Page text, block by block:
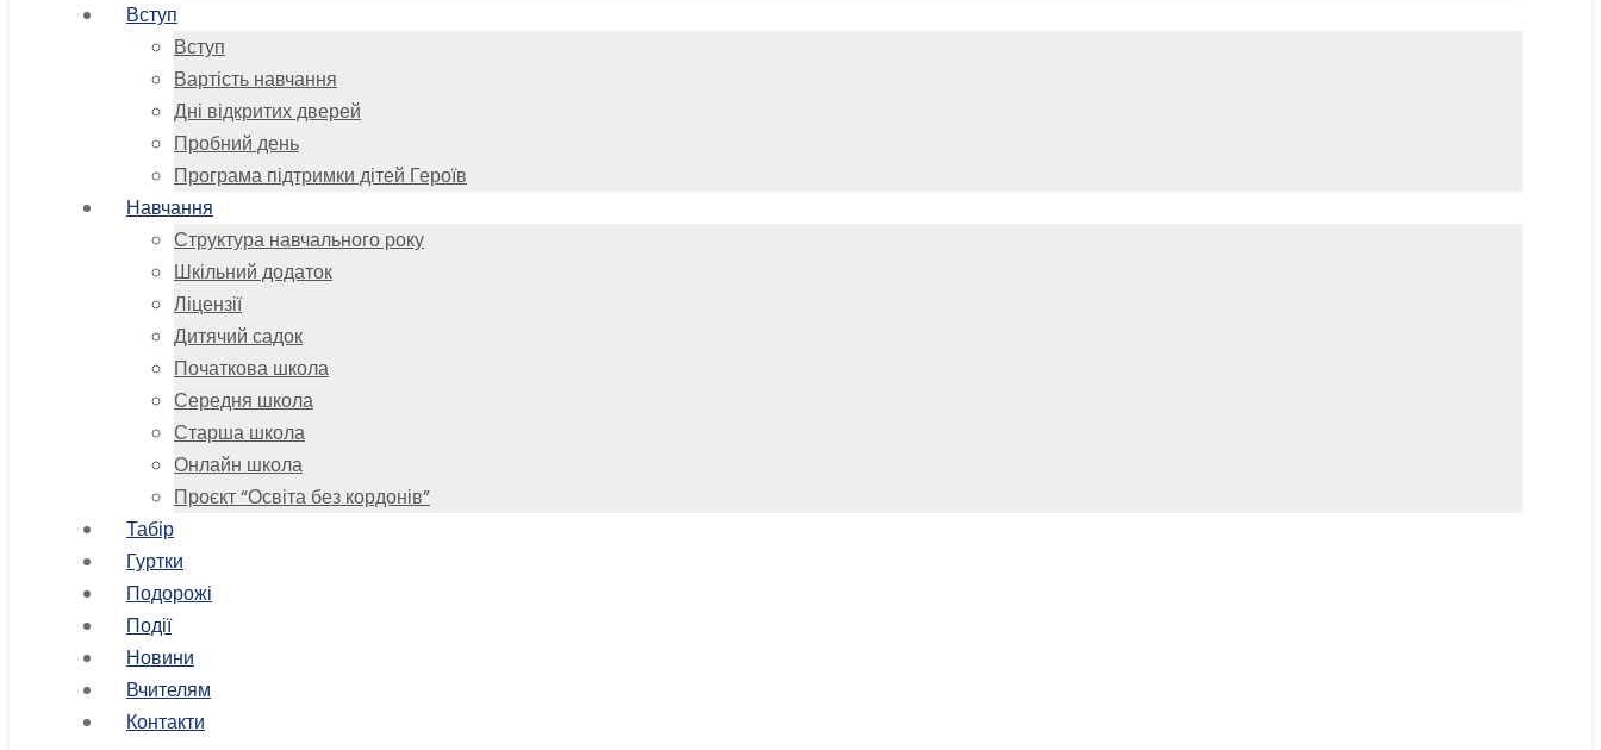
Вступ
Вступ
Вартість навчання
Дні відкритих дверей
Пробний день
Програма підтримки дітей Героїв
Навчання
Структура навчального року
Шкільний додаток
Ліцензії
Дитячий садок
Початкова школа
Середня школа
Старша школа
Онлайн школа
Проєкт “Освіта без кордонів”
Табір
Гуртки
Подорожі
Події
Новини
Вчителям
Контакти